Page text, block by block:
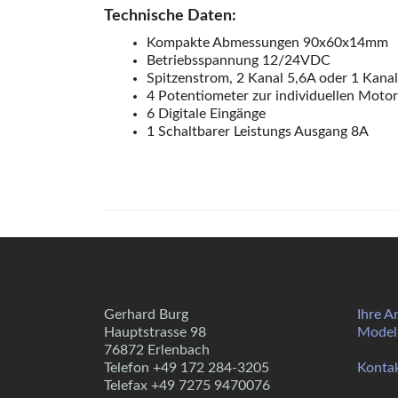
Technische Daten:
Kompakte Abmessungen 90x60x14mm
Betriebsspannung 12/24VDC
Spitzenstrom, 2 Kanal 5,6A oder 1
4 Potentiometer zur individuellen
6 Digitale Eingänge
1 Schaltbarer Leistungs Ausgang 8A
Gerhard Burg
Hauptstrasse 98
76872 Erlenbach
Telefon +49 172 284-3205
Telefax +49 7275 9470076
Ihre